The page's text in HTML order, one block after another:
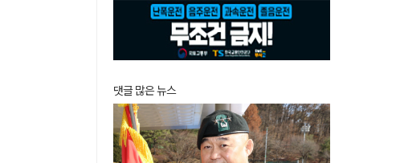
댓글 많은 뉴스